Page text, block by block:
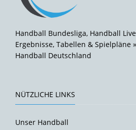
Handball Bundesliga, Handball
Ergebnisse, Tabellen & Spielpläne
Handball Deutschland
NÜTZLICHE LINKS
Unser Handball